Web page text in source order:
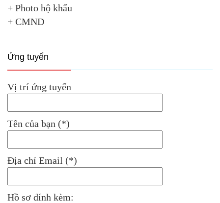
+ Photo hộ khẩu
+ CMND
Ứng tuyển
Vị trí ứng tuyển
Tên của bạn (*)
Địa chỉ Email (*)
Hồ sơ đính kèm: